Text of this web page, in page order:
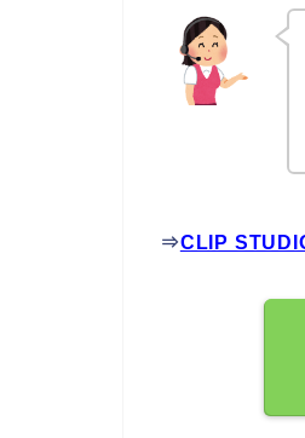
⇒CLIP